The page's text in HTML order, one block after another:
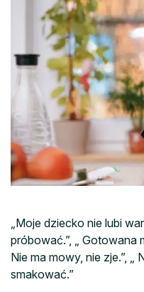
„Moje dziecko nie lubi
próbować.”, „ Gotowana
Nie ma mowy, nie zje.”, „
smakować.”